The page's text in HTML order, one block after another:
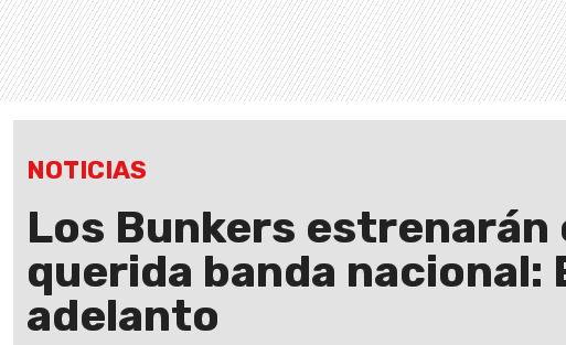
NOTICIAS
Los Bunkers estrenarán
querida banda nacional:
adelanto